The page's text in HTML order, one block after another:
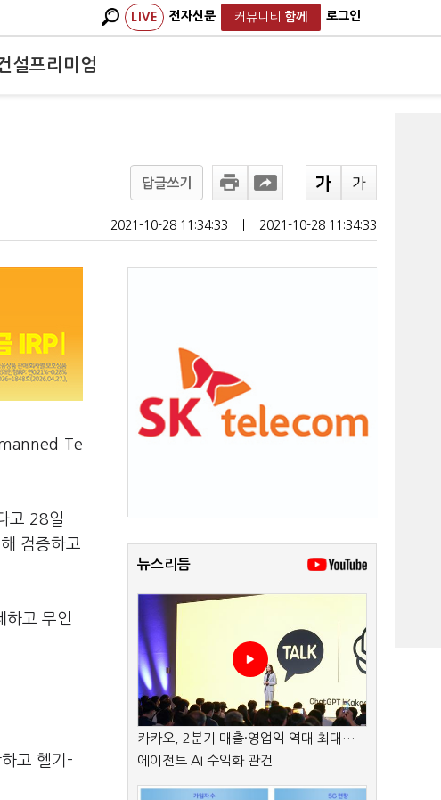
LIVE 전자신문 커뮤니티 함께 로그인
설프리미엄
답글쓰기
2021-10-28 11:34:33 2021-10-28 11:34:33
Te
고 28일
검증하고
하고 무인
고 헬기-
뉴스리듬
카카오, 2분기 매출·영업익 역대 최대…
에이전트 AI 수익화 관건